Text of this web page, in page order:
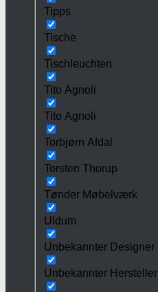
Tipps
Tische
Tischleuchten
Tito Agnoli
Tito Agnoli
Torbjørn Afdal
Torsten Thorup
Tønder Møbelværk
Uldum
Unbekannter Designer
Unbekannter Hersteller